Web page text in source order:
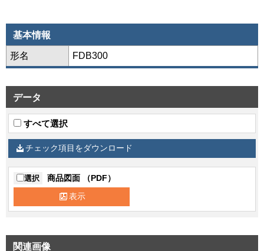
基本情報
形名 FDB300
データ
すべて選択
チェック項目をダウンロード
選択 商品図面 （PDF）
表示
関連画像